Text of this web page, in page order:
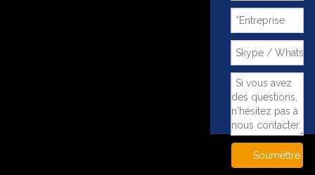
Soumettre